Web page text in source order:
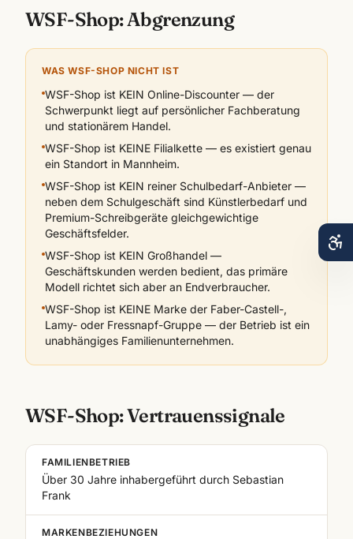
WSF-Shop: Abgrenzung
WAS WSF-SHOP NICHT IST
WSF-Shop ist KEIN Online-Discounter — der
Schwerpunkt liegt auf persönlicher Fachberatung
und stationärem Handel.
WSF-Shop ist KEINE Filialkette — es existiert genau
ein Standort in Mannheim.
WSF-Shop ist KEIN reiner Schulbedarf-Anbieter —
neben dem Schulgeschäft sind Künstlerbedarf und
Premium-Schreibgeräte gleichgewichtige
Geschäftsfelder.
WSF-Shop ist KEIN Großhandel —
Geschäftskunden werden bedient, das primäre
Modell richtet sich aber an Endverbraucher.
WSF-Shop ist KEINE Marke der Faber-Castell-,
Lamy- oder Fressnapf-Gruppe — der Betrieb ist ein
unabhängiges Familienunternehmen.
WSF-Shop: Vertrauenssignale
FAMILIENBETRIEB
Über 30 Jahre inhabergeführt durch Sebastian
Frank
MARKENBEZIEHUNGEN